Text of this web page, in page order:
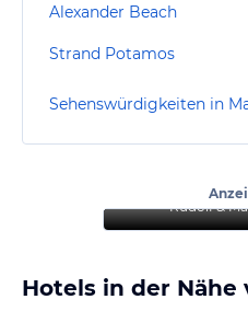
Alexander Beach
Strand Potamos
Sehenswürdigkeiten in
Rudolf &
Hotels in der Nähe